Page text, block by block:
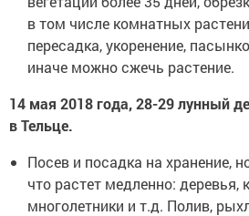
в том числе комнатных
пересадка, укоренение,
иначе можно сжечь растение.
14 мая 2018 года, 28-29 лунный
в Тельце.
Посев и посадка на хранение,
что растет медленно: деревья,
многолетники и т.д. Полив,